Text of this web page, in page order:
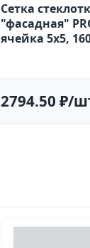
Сетка
"фасадная"
ячейка 5х5,
2794.50 ₽/